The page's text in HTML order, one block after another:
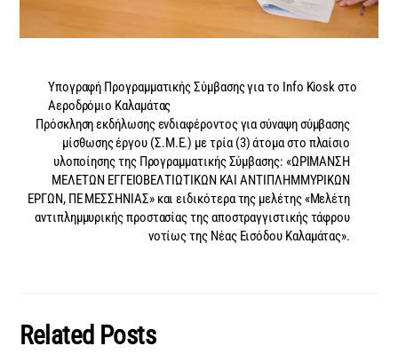
Υπογραφή Προγραμματικής Σύμβασης για το Info Kiosk στο
Αεροδρόμιο Καλαμάτας
Πρόσκληση εκδήλωσης ενδιαφέροντος για σύναψη σύμβασης
μίσθωσης έργου (Σ.Μ.Ε.) με τρία (3) άτομα στο πλαίσιο
υλοποίησης της Προγραμματικής Σύμβασης: «ΩΡΙΜΑΝΣΗ
ΜΕΛΕΤΩΝ ΕΓΓΕΙΟΒΕΛΤΙΩΤΙΚΩΝ ΚΑΙ ΑΝΤΙΠΛΗΜΜΥΡΙΚΩΝ
ΕΡΓΩΝ, ΠΕ ΜΕΣΣΗΝΙΑΣ» και ειδικότερα της μελέτης «Μελέτη
αντιπλημμυρικής προστασίας της αποστραγγιστικής τάφρου
νοτίως της Νέας Εισόδου Καλαμάτας».
Related Posts